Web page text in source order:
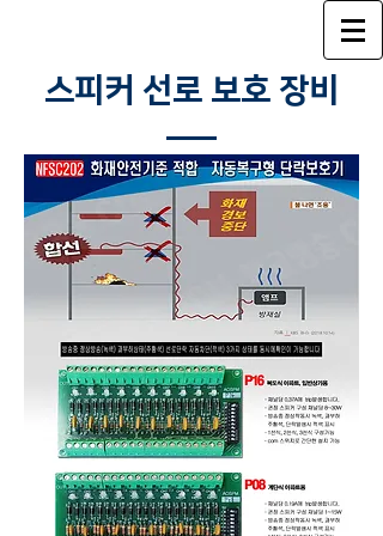
스피커​ 선로 보호 장비